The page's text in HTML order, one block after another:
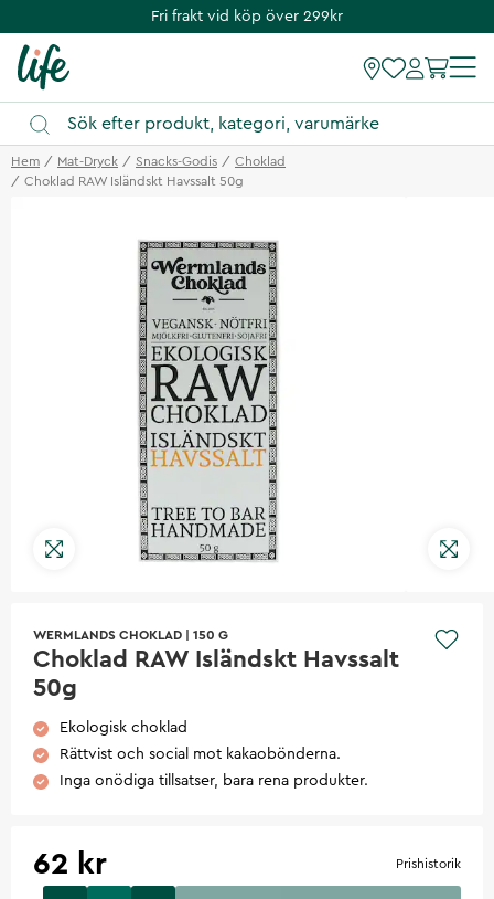
Fri frakt vid köp över 299kr
Hem Mat-Dryck Snacks-Godis
Choklad
Choklad RAW Isländskt Havssalt 50g
WERMLANDS CHOKLAD 150 G
Choklad RAW Isländskt Havssalt
50g
Ekologisk choklad
Rättvist och social mot kakaobönderna.
Inga onödiga tillsatser, bara rena produkter.
62 kr Prishistorik